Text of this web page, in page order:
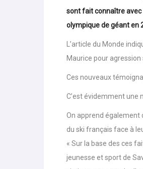
sont fait connaître avec
olympique de géant en
L’article du Monde
Maurice pour agression
Ces nouveaux
C’est évidemment une
On apprend également
du ski français face à
« Sur la base des ces
jeunesse et sport de